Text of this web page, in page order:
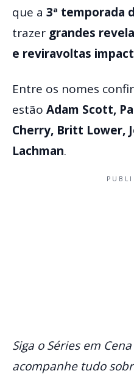
que a 3ª temporada
trazer grandes
e reviravoltas
Entre os nomes
estão Adam Scott,
Cherry, Britt Lower,
Lachman.
Siga o Séries em
acompanhe tudo